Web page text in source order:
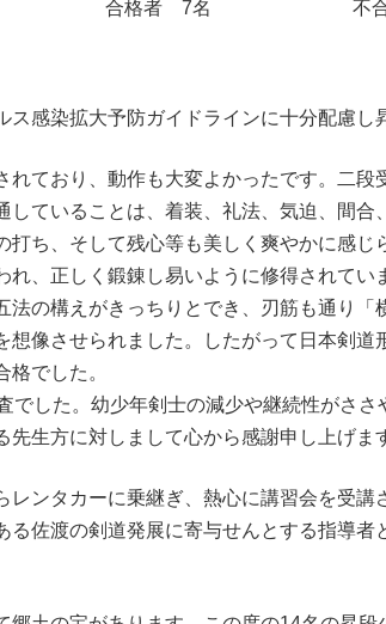
合格者 7名 不
感染拡大予防ガイドラインに十分配慮し
ており、動作も大変よかったです。二段
ていることは、着装、礼法、気迫、間
ち、そして残心等も美しく爽やかに感
れ、正しく鍛錬し易いように修得されて
の構えがきっちりとでき、刃筋も通り
像させられました。したがって日本剣
でした。
した。幼少年剣士の減少や継続性がささ
生方に対しまして心から感謝申し上げま
ンタカーに乗継ぎ、熱心に講習会を受講
佐渡の剣道発展に寄与せんとする指導